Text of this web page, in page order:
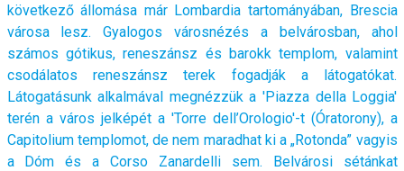
következő állomása már Lombardia tartományában, Brescia
városa lesz. Gyalogos városnézés a belvárosban, ahol
számos gótikus, reneszánsz és barokk templom, valamint
csodálatos reneszánsz terek fogadják a látogatókat.
Látogatásunk alkalmával megnézzük a 'Piazza della Loggia'
terén a város jelképét a 'Torre dell’Orologio'-t (Óratorony), a
Capitolium templomot, de nem maradhat ki a „Rotonda” vagyis
a Dóm és a Corso Zanardelli sem. Belvárosi sétánkat